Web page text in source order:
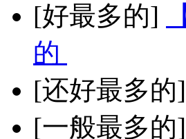
[好最多的]
的
[还好最多的]
[一般最多的]